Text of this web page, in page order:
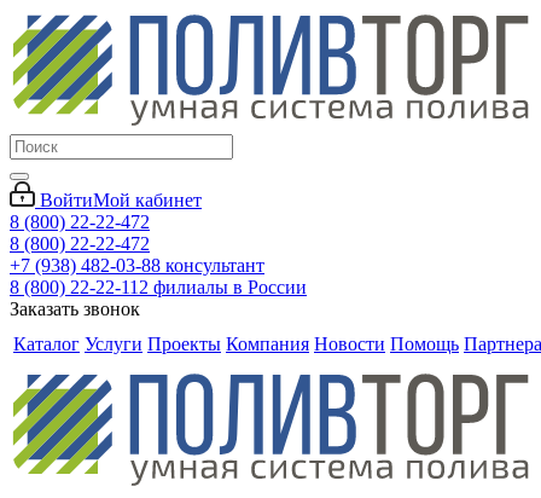
ВойтиМой кабинет
8 (800) 22-22-472
8 (800) 22-22-472
+7 (938) 482-03-88 консультант
8 (800) 22-22-112 филиалы в России
Заказать звонок
Каталог Услуги Проекты Компания Новости Помощь